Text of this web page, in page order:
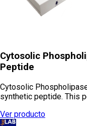
Cytosolic
Peptide
Cytosolic
synthetic peptide. This
Ver producto